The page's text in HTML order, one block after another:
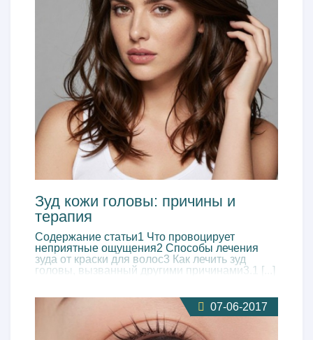
Зуд кожи головы: причины и
терапия
Содержание статьи1 Что провоцирует
неприятные ощущения2 Способы лечения
зуда от краски для волос3 Как лечить зуд
головы, вызванный другими причинами3.1 [...]
07-06-2017